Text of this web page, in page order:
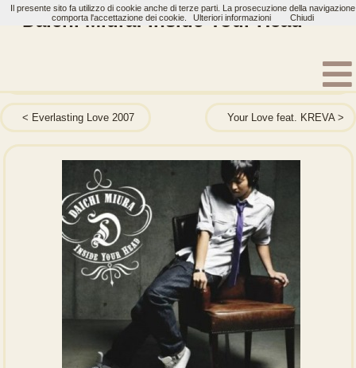
Daichi Miura: Inside Your Head
Everlasting Love 2007 Your Love feat. KREVA
Il presente sito fa utilizzo di cookie anche di terze parti. La prosecuzione della navigazione
comporta l'accettazione dei cookie.
Ulteriori informazioni Chiudi